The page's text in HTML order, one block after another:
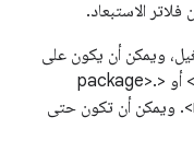
الاستبعاد.
ويمكن أن يكون على
شكل <package> أو <package>.<class> أو <package>.
<class>#<method> أو <native_name>. ويمكن أن تكون حتى